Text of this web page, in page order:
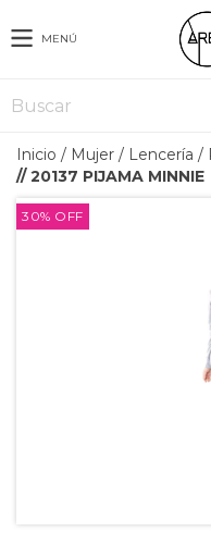
MENÚ
Inicio / Mujer / Lencería /
// 20137 PIJAMA MINNIE
30% OFF